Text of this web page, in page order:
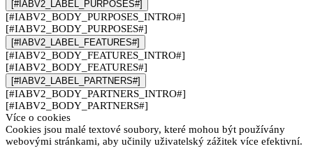
[#IABV2_LABEL_PURPOSES#]
[#IABV2_BODY_PURPOSES_INTRO#]
[#IABV2_BODY_PURPOSES#]
[#IABV2_LABEL_FEATURES#]
[#IABV2_BODY_FEATURES_INTRO#]
[#IABV2_BODY_FEATURES#]
[#IABV2_LABEL_PARTNERS#]
[#IABV2_BODY_PARTNERS_INTRO#]
[#IABV2_BODY_PARTNERS#]
Více o cookies
Cookies jsou malé textové soubory, které mohou být používány
webovými stránkami, aby učinily uživatelský zážitek více efektivní.